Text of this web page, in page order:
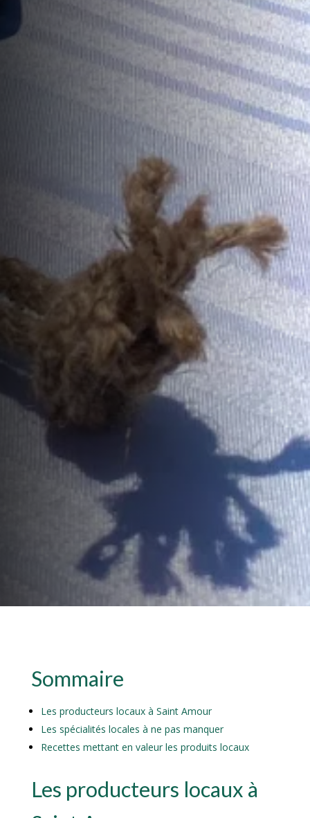
Sommaire
Les producteurs locaux à Saint Amour
Les spécialités locales à ne pas manquer
Recettes mettant en valeur les produits locaux
Les producteurs locaux à